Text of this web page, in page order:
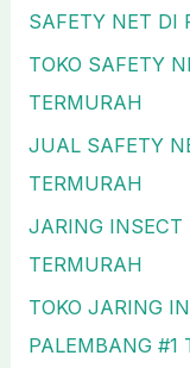
SAFETY NET DI
TOKO SAFETY
TERMURAH
JUAL SAFETY
TERMURAH
JARING INSECT
TERMURAH
TOKO JARING
PALEMBANG #1